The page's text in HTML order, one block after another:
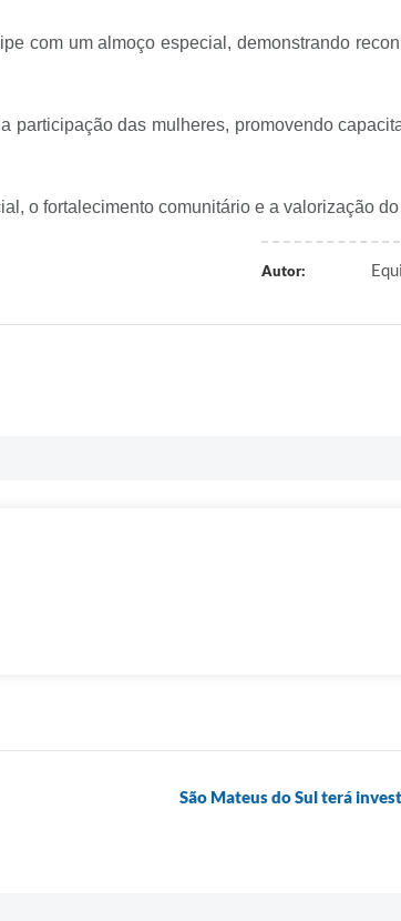
com um almoço especial, demonstrando
participação das mulheres, promovendo
o fortalecimento comunitário e a valorização
Autor:
São Mateus do Sul terá